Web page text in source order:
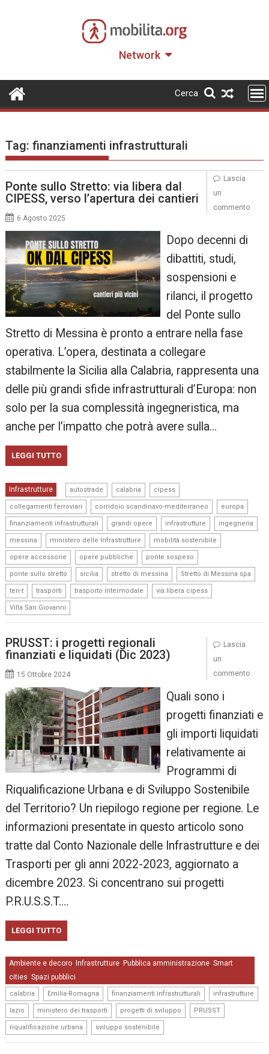
Network
Cerca
Tag:finanziamenti infrastrutturali
Ponte sullo Stretto: via libera dal
CIPESS, verso l’apertura dei cantieri
6 Agosto 2025
Dopo decenni di
dibattiti, studi,
sospensioni e
rilanci, il progetto
del Ponte sullo
Stretto di Messina è pronto a entrare nella fase
operativa. L’opera, destinata a collegare
stabilmente la Sicilia alla Calabria, rappresenta una
delle più grandi sfide infrastrutturali d’Europa: non
solo per la sua complessità ingegneristica, ma
anche per l’impatto che potrà avere sulla…
LEGGI TUTTO
Infrastrutture autostrade calabria cipess
collegamenti ferroviari corridoio scandinavo-mediterraneo europa
finanziamenti infrastrutturali grandi opere infrastrutture ingegneria
messina ministero delle Infrastrutture mobilità sostenibile
opere accessorie opere pubbliche ponte sospeso
ponte sullo stretto sicilia stretto di messina Stretto di Messina spa
ten-t trasporti trasporto intermodale via libera cipess
Villa San Giovanni
Lascia
un
commento
PRUSST: i progetti regionali
finanziati e liquidati (Dic 2023)
15 Ottobre 2024
Quali sono i
progetti finanziati e
gli importi liquidati
relativamente ai
Programmi di
Riqualificazione Urbana e di Sviluppo Sostenibile
del Territorio? Un riepilogo regione per regione. Le
informazioni presentate in questo articolo sono
tratte dal Conto Nazionale delle Infrastrutture e dei
Trasporti per gli anni 2022-2023, aggiornato a
dicembre 2023. Si concentrano sui progetti
P.R.U.S.S.T.…
LEGGI TUTTO
Ambiente e decoro, Infrastrutture, Pubblica amministrazione,Smart
cities,Spazi pubblici
calabria Emilia-Romagna finanziamenti infrastrutturali infrastrutture
lazio ministero dei trasporti progetti di sviluppo PRUSST
riqualificazione urbana sviluppo sostenibile
Lascia
un
commento